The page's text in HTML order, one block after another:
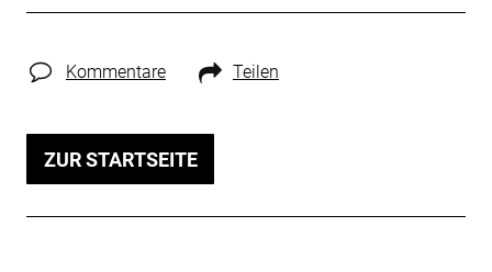
Kommentare Teilen
ZUR STARTSEITE